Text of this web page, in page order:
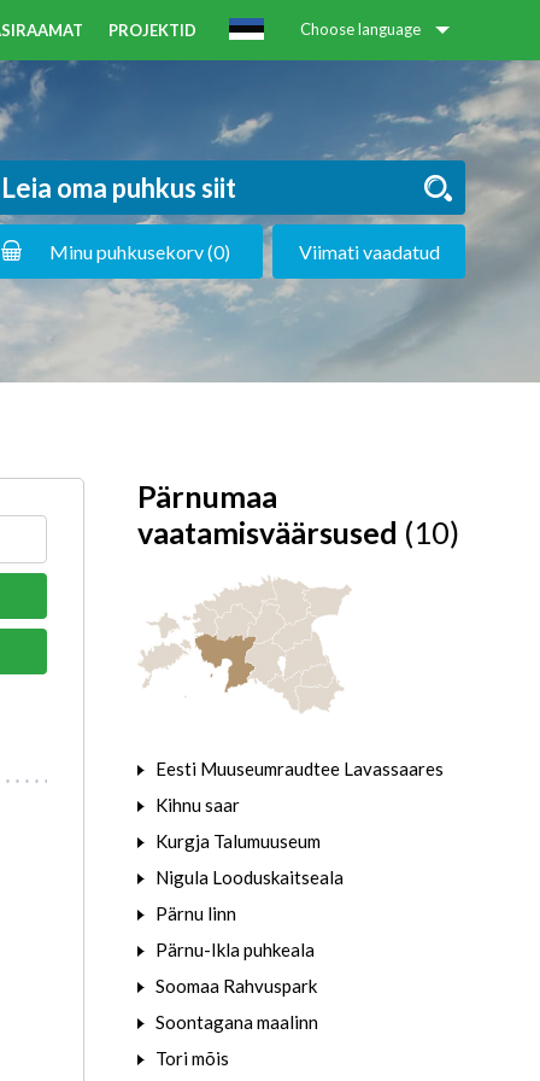
PROJEKTID Choose language
Minu puhkusekorv (0) Viimati vaadatud
Pärnumaa
vaatamisväärsused (10)
Eesti Muuseumraudtee Lavassaares
Kihnu saar
Kurgja Talumuuseum
Nigula Looduskaitseala
Pärnu linn
Pärnu-Ikla puhkeala
Soomaa Rahvuspark
Soontagana maalinn
Tori mõis